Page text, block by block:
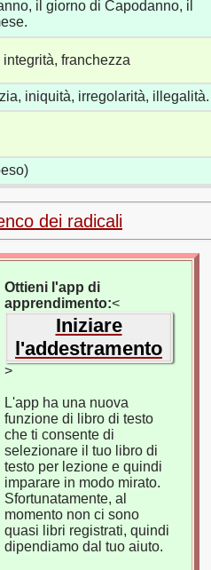
il giorno di Capodanno, il
integrità, franchezza
iniquità, irregolarità, illegalità.
dei radicali
Ottieni l'app di
apprendimento:<
Iniziare
l'addestramento
>
L'app ha una nuova
funzione di libro di testo
che ti consente di
selezionare il tuo libro di
testo per lezione e quindi
imparare in modo mirato.
Sfortunatamente, al
momento non ci sono
quasi libri registrati, quindi
dipendiamo dal tuo aiuto.